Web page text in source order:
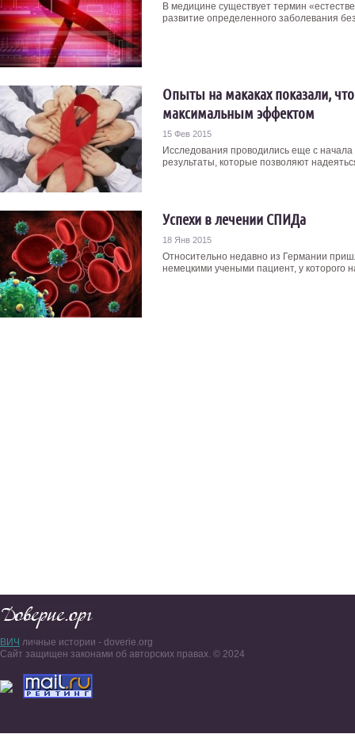
В медицине существует термин
развитие определенного заболевания
Опыты на макаках показали,
максимальным эффектом
15 Фев 2015
Исследования проводились еще с
результаты, которые позволяют
Успехи в лечении СПИДа
18 Янв 2015
Относительно недавно из Германии
немецкими учеными пациент, у которого
ВИЧ личные истории - doverie.org
Сайт защищен законами об авторских правах. © 2024